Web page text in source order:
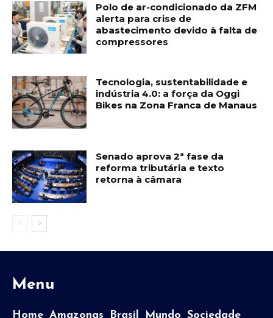
Polo de ar-condicionado da ZFM
alerta para crise de
abastecimento devido à falta de
compressores
Tecnologia, sustentabilidade e
indústria 4.0: a força da Oggi
Bikes na Zona Franca de Manaus
Senado aprova 2ª fase da
reforma tributária e texto
retorna à câmara
Menu
Home Amazonas Brasil Mundo Sociedade